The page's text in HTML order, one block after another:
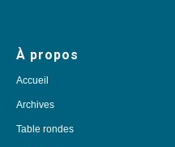
À propos
Accueil
Archives
Table rondes